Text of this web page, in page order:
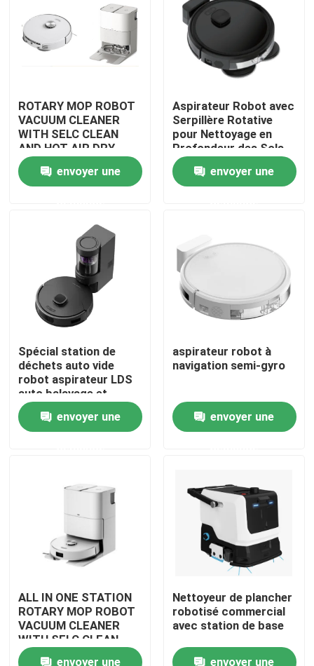
Produits
vidéos
Au sujet de nous
Visite d'usine
aspirateur de robot
Laveur de vitres de robot
ROTARY MOP ROBOT
VACUUM CLEANER
WITH SELC CLEAN
AND HOT AIR DRY
MOP
envoyer une
Aspirateur Robot avec
Serpillère Rotative
pour Nettoyage en
Profondeur des Sols
envoyer une
Spécial station de
déchets auto vide
robot aspirateur LDS
auto balayage et
nettoyage
envoyer une
aspirateur robot à
navigation semi-gyro
envoyer une
ALL IN ONE STATION
ROTARY MOP ROBOT
VACUUM CLEANER
WITH SELC CLEAN
MOP
envoyer une
Nettoyeur de plancher
robotisé commercial
avec station de base
envoyer une